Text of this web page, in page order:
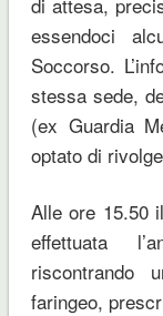
essendoci
Soccorso.
stessa sede,
(ex Guardia
optato di
Alle ore 15.50
effettuata
riscontrando
faringeo,